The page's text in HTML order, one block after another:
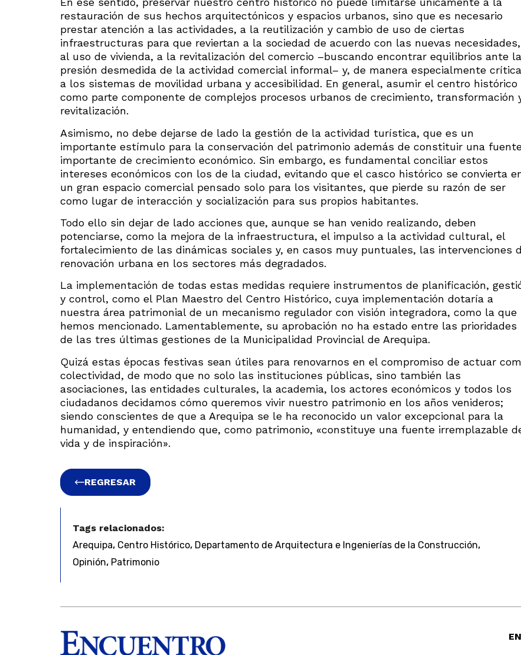
restauración de sus hechos arquitectónicos y espacios urbanos, sino que es necesario
prestar atención a las actividades, a la reutilización y cambio de uso de ciertas
infraestructuras para que reviertan a la sociedad de acuerdo con las nuevas necesidades,
al uso de vivienda, a la revitalización del comercio –buscando encontrar equilibrios ante la
presión desmedida de la actividad comercial informal– y, de manera especialmente
a los sistemas de movilidad urbana y accesibilidad. En general, asumir el centro histórico
como parte componente de complejos procesos urbanos de crecimiento, transformación
revitalización.
Asimismo, no debe dejarse de lado la gestión de la actividad turística, que es un
importante estímulo para la conservación del patrimonio además de constituir una
importante de crecimiento económico. Sin embargo, es fundamental conciliar estos
intereses económicos con los de la ciudad, evitando que el casco histórico se convierta
un gran espacio comercial pensado solo para los visitantes, que pierde su razón de ser
como lugar de interacción y socialización para sus propios habitantes.
Todo ello sin dejar de lado acciones que, aunque se han venido realizando, deben
potenciarse, como la mejora de la infraestructura, el impulso a la actividad cultural, el
fortalecimiento de las dinámicas sociales y, en casos muy puntuales, las intervenciones
renovación urbana en los sectores más degradados.
La implementación de todas estas medidas requiere instrumentos de planificación,
y control, como el Plan Maestro del Centro Histórico, cuya implementación dotaría a
nuestra área patrimonial de un mecanismo regulador con visión integradora, como la que
hemos mencionado. Lamentablemente, su aprobación no ha estado entre las prioridades
de las tres últimas gestiones de la Municipalidad Provincial de Arequipa.
Quizá estas épocas festivas sean útiles para renovarnos en el compromiso de actuar
colectividad, de modo que no solo las instituciones públicas, sino también las
asociaciones, las entidades culturales, la academia, los actores económicos y todos los
ciudadanos decidamos cómo queremos vivir nuestro patrimonio en los años venideros;
siendo conscientes de que a Arequipa se le ha reconocido un valor excepcional para la
humanidad, y entendiendo que, como patrimonio, «constituye una fuente irremplazable
vida y de inspiración».
REGRESAR
Tags relacionados:
Arequipa, Centro Histórico, Departamento de Arquitectura e Ingenierías de la Construcción,
Opinión, Patrimonio